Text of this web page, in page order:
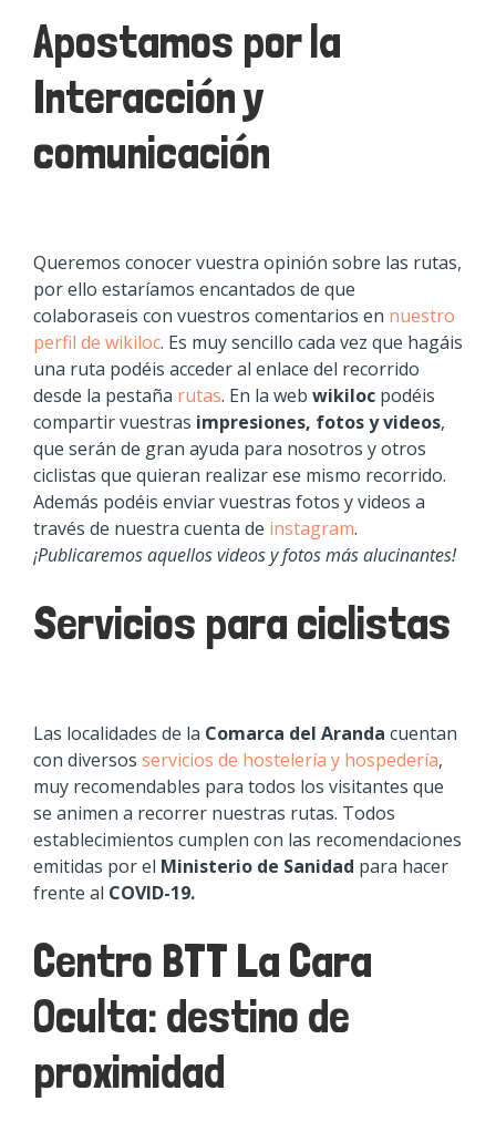
Apostamos por la
Interacción y
comunicación
Queremos conocer vuestra opinión sobre las rutas,
por ello estaríamos encantados de que
colaboraseis con vuestros comentarios en nuestro
perfil de wikiloc. Es muy sencillo cada vez que hagáis
una ruta podéis acceder al enlace del recorrido
desde la pestaña rutas. En la web wikiloc podéis
compartir vuestras impresiones, fotos y videos,
que serán de gran ayuda para nosotros y otros
ciclistas que quieran realizar ese mismo recorrido.
Además podéis enviar vuestras fotos y videos a
través de nuestra cuenta de instagram.
¡Publicaremos aquellos videos y fotos más alucinantes!
Servicios para ciclistas
Las localidades de la Comarca del Aranda cuentan
con diversos servicios de hostelería y hospedería,
muy recomendables para todos los visitantes que
se animen a recorrer nuestras rutas. Todos
establecimientos cumplen con las recomendaciones
emitidas por el Ministerio de Sanidad para hacer
frente al COVID-19.
Centro BTT La Cara
Oculta: destino de
proximidad